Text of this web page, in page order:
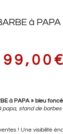
à
LE
PRIX
99,00 €
à PAPA » bleu
papa, stand de
! Une visibilité